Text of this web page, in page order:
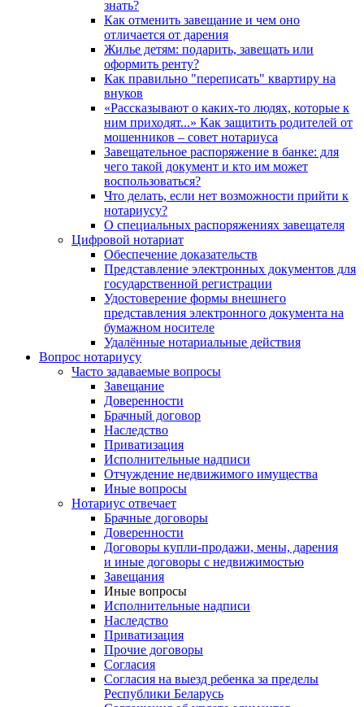
знать?
Как отменить завещание и чем оно
отличается от дарения
Жилье детям: подарить, завещать или
оформить ренту?
Как правильно "переписать" квартиру на
внуков
«Рассказывают о каких-то людях, которые к
ним приходят...» Как защитить родителей от
мошенников – совет нотариуса
Завещательное распоряжение в банке: для
чего такой документ и кто им может
воспользоваться?
Что делать, если нет возможности прийти к
нотариусу?
О специальных распоряжениях завещателя
Цифровой нотариат
Обеспечение доказательств
Представление электронных документов для
государственной регистрации
Удостоверение формы внешнего
представления электронного документа на
бумажном носителе
Удалённые нотариальные действия
Вопрос нотариусу
Часто задаваемые вопросы
Завещание
Доверенности
Брачный договор
Наследство
Приватизация
Исполнительные надписи
Отчуждение недвижимого имущества
Иные вопросы
Нотариус отвечает
Брачные договоры
Доверенности
Договоры купли-продажи, мены, дарения
и иные договоры с недвижимостью
Завещания
Иные вопросы
Исполнительные надписи
Наследство
Приватизация
Прочие договоры
Согласия
Согласия на выезд ребенка за пределы
Республики Беларусь